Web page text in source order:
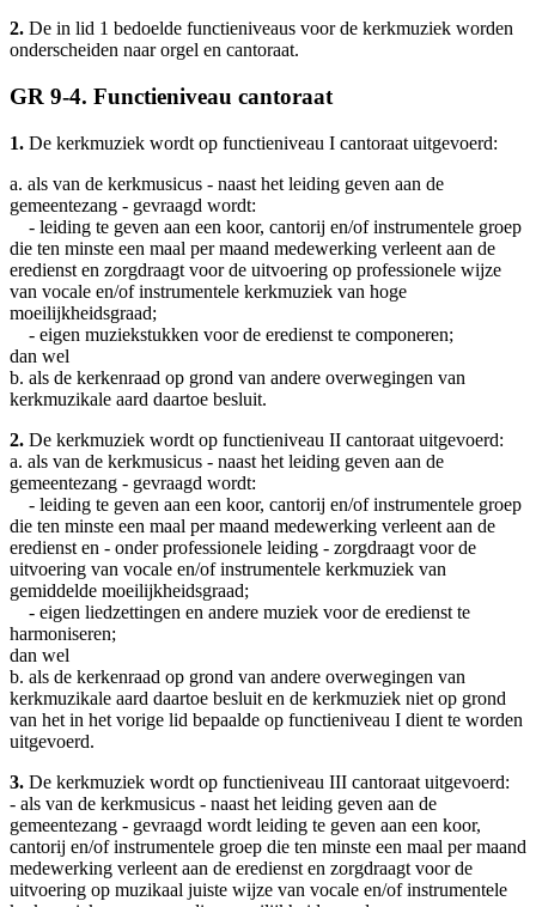
2. De in lid 1 bedoelde functieniveaus voor de kerkmuziek worden
onderscheiden naar orgel en cantoraat.
GR 9-4. Functieniveau cantoraat
1. De kerkmuziek wordt op functieniveau I cantoraat uitgevoerd:
a. als van de kerkmusicus - naast het leiding geven aan de
gemeentezang - gevraagd wordt:
- leiding te geven aan een koor, cantorij en/of instrumentele groep
die ten minste een maal per maand medewerking verleent aan de
eredienst en zorgdraagt voor de uitvoering op professionele wijze
van vocale en/of instrumentele kerkmuziek van hoge
moeilijkheidsgraad;
- eigen muziekstukken voor de eredienst te componeren;
dan wel
b. als de kerkenraad op grond van andere overwegingen van
kerkmuzikale aard daartoe besluit.
2. De kerkmuziek wordt op functieniveau II cantoraat uitgevoerd:
a. als van de kerkmusicus - naast het leiding geven aan de
gemeentezang - gevraagd wordt:
- leiding te geven aan een koor, cantorij en/of instrumentele groep
die ten minste een maal per maand medewerking verleent aan de
eredienst en - onder professionele leiding - zorgdraagt voor de
uitvoering van vocale en/of instrumentele kerkmuziek van
gemiddelde moeilijkheidsgraad;
- eigen liedzettingen en andere muziek voor de eredienst te
harmoniseren;
dan wel
b. als de kerkenraad op grond van andere overwegingen van
kerkmuzikale aard daartoe besluit en de kerkmuziek niet op grond
van het in het vorige lid bepaalde op functieniveau I dient te worden
uitgevoerd.
3. De kerkmuziek wordt op functieniveau III cantoraat uitgevoerd:
- als van de kerkmusicus - naast het leiding geven aan de
gemeentezang - gevraagd wordt leiding te geven aan een koor,
cantorij en/of instrumentele groep die ten minste een maal per maand
medewerking verleent aan de eredienst en zorgdraagt voor de
uitvoering op muzikaal juiste wijze van vocale en/of instrumentele